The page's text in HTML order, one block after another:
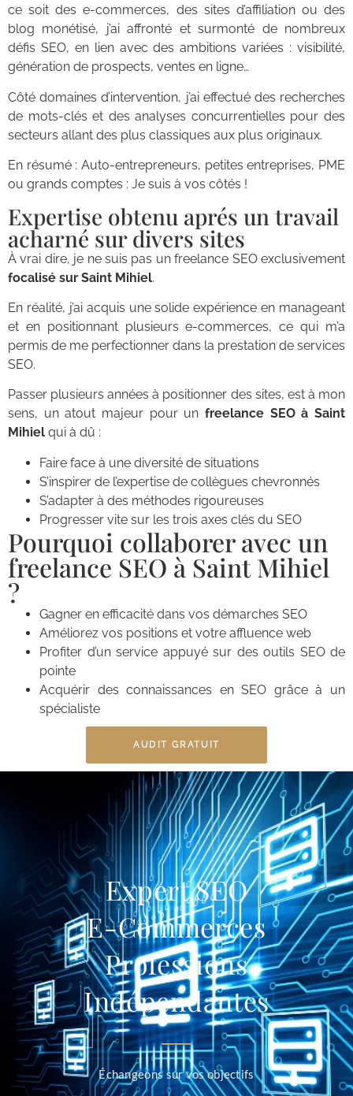
ce soit des e-commerces, des sites d’affiliation ou des
blog monétisé, j’ai affronté et surmonté de nombreux
défis SEO, en lien avec des ambitions variées : visibilité,
génération de prospects, ventes en ligne…
Côté domaines d’intervention, j’ai effectué des recherches
de mots-clés et des analyses concurrentielles pour des
secteurs allant des plus classiques aux plus originaux.
En résumé : Auto-entrepreneurs, petites entreprises, PME
ou grands comptes : Je suis à vos côtés !
Expertise obtenu aprés un travail
acharné sur divers sites
À vrai dire, je ne suis pas un freelance SEO exclusivement
focalisé sur Saint Mihiel.
En réalité, j’ai acquis une solide expérience en manageant
et en positionnant plusieurs e-commerces, ce qui m’a
permis de me perfectionner dans la prestation de services
SEO.
Passer plusieurs années à positionner des sites, est à mon
sens, un atout majeur pour un freelance SEO à Saint
Mihiel qui à dû :
Faire face à une diversité de situations
S’inspirer de l’expertise de collègues chevronnés
S’adapter à des méthodes rigoureuses
Progresser vite sur les trois axes clés du SEO
Pourquoi collaborer avec un
freelance SEO à Saint Mihiel
?
Gagner en efficacité dans vos démarches SEO
Améliorez vos positions et votre affluence web
Profiter d’un service appuyé sur des outils SEO de
pointe
Acquérir des connaissances en SEO grâce à un
spécialiste
AUDIT GRATUIT
Expert SEO
E-Commerces
Professions
Indépendantes
Échangeons sur vos objectifs